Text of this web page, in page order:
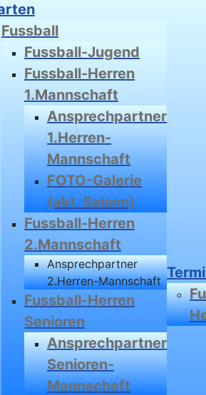
Fussball
Fussball-Jugend
Fussball-Herren
1.Mannschaft
Ansprechpartner
1.Herren-
Mannschaft
FOTO-Galerie
(akt. Saison)
Fussball-Herren
2.Mannschaft
Ansprechpartner
2.Herren-Mannschaft
Fussball-Herren
Senioren
Ansprechpartner
Senioren-
Mannschaft